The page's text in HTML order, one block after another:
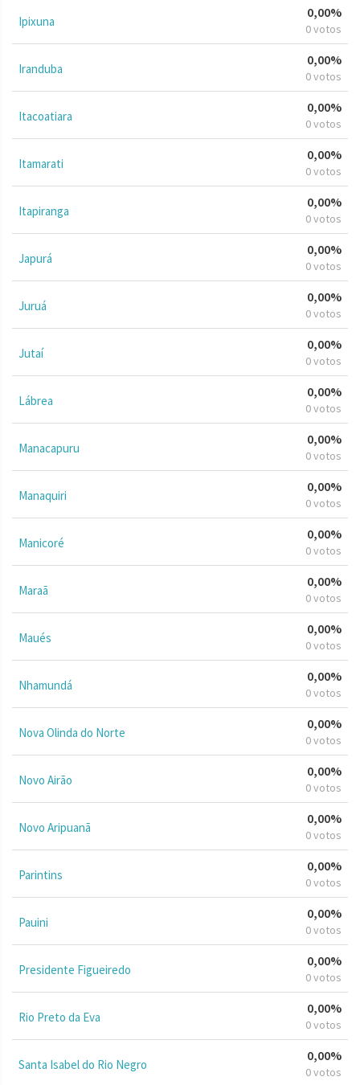
Ipixuna
0,00%
0 votos
Iranduba
0,00%
0 votos
Itacoatiara
0,00%
0 votos
Itamarati
0,00%
0 votos
Itapiranga
0,00%
0 votos
Japurá
0,00%
0 votos
Juruá
0,00%
0 votos
Jutaí
0,00%
0 votos
Lábrea
0,00%
0 votos
Manacapuru
0,00%
0 votos
Manaquiri
0,00%
0 votos
Manicoré
0,00%
0 votos
Maraã
0,00%
0 votos
Maués
0,00%
0 votos
Nhamundá
0,00%
0 votos
Nova Olinda do Norte
0,00%
0 votos
Novo Airão
0,00%
0 votos
Novo Aripuanã
0,00%
0 votos
Parintins
0,00%
0 votos
Pauini
0,00%
0 votos
Presidente Figueiredo
0,00%
0 votos
Rio Preto da Eva
0,00%
0 votos
Santa Isabel do Rio Negro
0,00%
0 votos